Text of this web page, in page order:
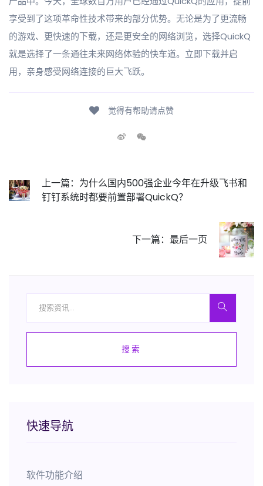
享受到了这项革命性技术带来的部分优势。无论是为了更流畅
的游戏、更快速的下载，还是更安全的网络浏览，选择QuickQ
就是选择了一条通往未来网络体验的快车道。立即下载并启
用，亲身感受网络连接的巨大飞跃。
觉得有帮助请点赞
上一篇：为什么国内500强企业今年在升级飞书和
钉钉系统时都要前置部署QuickQ？
下一篇：最后一页
搜索
快速导航
软件功能介绍